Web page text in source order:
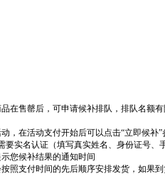
在售罄后，可申请候补排队，排队名额
，在活动支付开始后可以点击“立即候补”
实名认证（填写真实姓名、身份证号、
您候补结果的通知时间
照支付时间的先后顺序安排发货，如果